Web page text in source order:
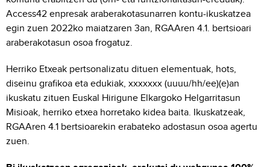
Access42 enpresak araberakotasunarren kontu-ikuskatzea
egin zuen 2022ko maiatzaren 3an, RGAAren 4.1. bertsioari
araberakotasun osoa frogatuz.
Herriko Etxeak pertsonalizatu dituen elementuak, hots,
diseinu grafikoa eta edukiak, xxxxxxx (uuuu/hh/ee)(e)an
ikuskatu zituen Euskal Hirigune Elkargoko Helgarritasun
Misioak, herriko etxea horretako kidea baita. Ikuskatzeak,
RGAAren 4.1 bertsioarekin erabateko adostasun osoa agertu
zuen.